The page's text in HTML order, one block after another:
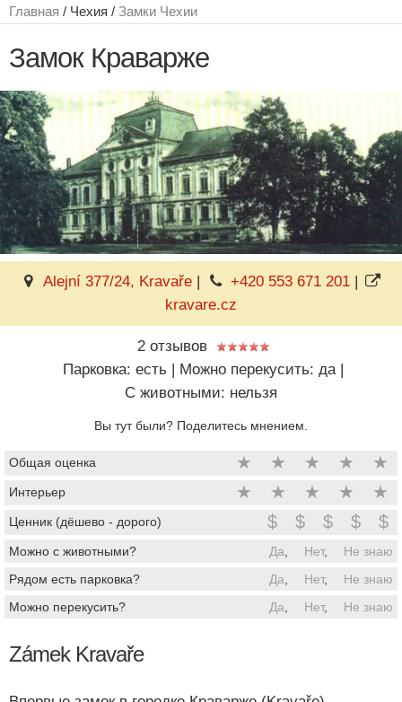
Главная / Чехия / Замки Чехии
Замок Краварже
Alejní 377/24, Kravaře | +420 553 671 201|
kravare.cz
2 отзывов
Парковка: есть | Можно перекусить: да |
C животными: нельзя
Вы тут были? Поделитесь мнением.
Общая оценка ★ ★ ★ ★ ★
Интерьер ★ ★ ★ ★ ★
Ценник (дёшево - дорого) $ $ $ $ $
Можно с животными? Да Нет,
Не знаю
Рядом есть парковка?
Да Нет,
Не знаю
Можно перекусить?
Да Нет, Не знаю
Zámek Kravaře